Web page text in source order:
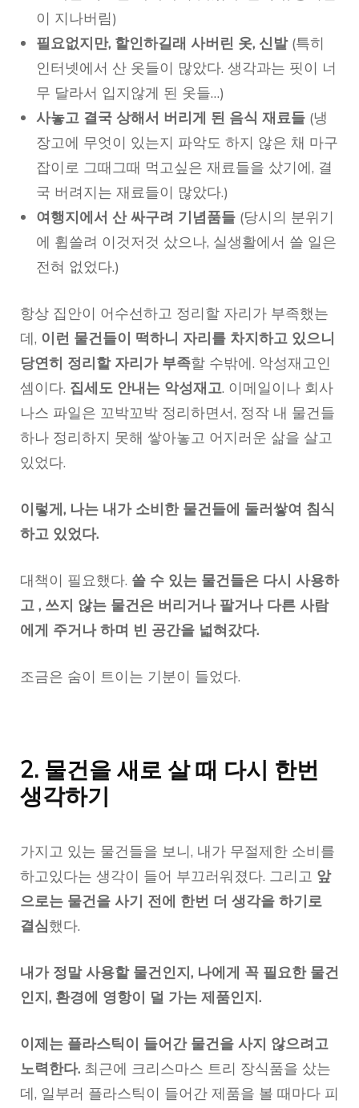
이 지나버림)
필요없지만, 할인하길래 사버린 옷, 신발(특히
인터넷에서 산 옷들이 많았다. 생각과는 핏이 너
무 달라서 입지않게 된 옷들…)
사놓고 결국 상해서 버리게 된 음식 재료들 (냉
장고에 무엇이 있는지 파악도 하지 않은 채 마구
잡이로 그때그때 먹고싶은 재료들을 샀기에, 결
국 버려지는 재료들이 많았다.)
여행지에서 산 싸구려 기념품들 (당시의 분위기
에 휩쓸려 이것저것 샀으나, 실생활에서 쓸 일은
전혀 없었다.)
항상 집안이 어수선하고 정리할 자리가 부족했는
데, 이런 물건들이 떡하니 자리를 차지하고 있으니
당연히 정리할 자리가 부족할 수밖에. 악성재고인
셈이다. 집세도 안내는 악성재고. 이메일이나 회사
나스 파일은 꼬박꼬박 정리하면서, 정작 내 물건들
하나 정리하지 못해 쌓아놓고 어지러운 삶을 살고
있었다.
이렇게, 나는 내가 소비한 물건들에 둘러쌓여 침식
하고 있었다.
대책이 필요했다. 쓸 수 있는 물건들은 다시 사용하
고 , 쓰지 않는 물건은 버리거나 팔거나 다른 사람
에게 주거나 하며 빈 공간을 넓혀갔다.
조금은 숨이 트이는 기분이 들었다.
2. 물건을 새로 살 때 다시 한번
생각하기
가지고 있는 물건들을 보니, 내가 무절제한 소비를
하고있다는 생각이 들어 부끄러워졌다. 그리고 앞
으로는 물건을 사기 전에 한번 더 생각을 하기로
결심했다.
내가 정말 사용할 물건인지, 나에게 꼭 필요한 물건
인지, 환경에 영항이 덜 가는 제품인지.
이제는 플라스틱이 들어간 물건을 사지 않으려고
노력한다. 최근에 크리스마스 트리 장식품을 샀는
데, 일부러 플라스틱이 들어간 제품을 볼 때마다 피